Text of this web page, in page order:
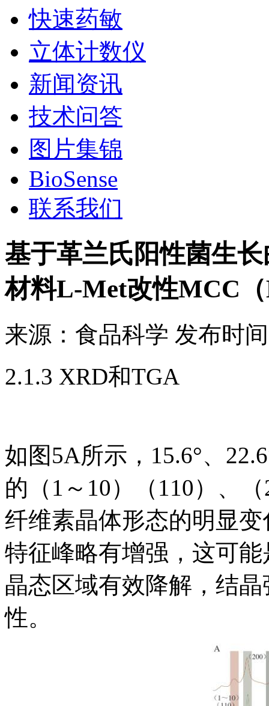
快速药敏
立体计数仪
新闻资讯
技术问答
图片集锦
BioSense
联系我们
基于革兰氏阳性菌生
材料L-Met改性MCC
来源： 食品科学 发布时
2.1.3 XRD和TGA
如图5A所示，15.6°、
的（1～10）（110）、
纤维素晶体形态的明显
特征峰略有增强，这可
晶态区域有效降解，结
性。